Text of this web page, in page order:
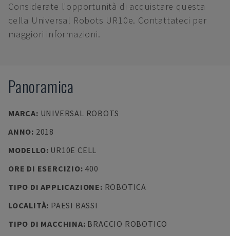
Considerate l'opportunità di acquistare questa
cella Universal Robots UR10e. Contattateci per
maggiori informazioni.
Panoramica
MARCA: UNIVERSAL ROBOTS
ANNO: 2018
MODELLO: UR10E CELL
ORE DI ESERCIZIO: 400
TIPO DI APPLICAZIONE: ROBOTICA
LOCALITÀ: PAESI BASSI
TIPO DI MACCHINA: BRACCIO ROBOTICO